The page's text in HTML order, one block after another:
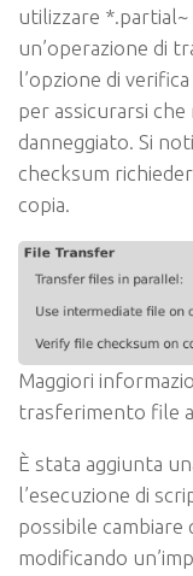
utilizzare
un’operazione di
l’opzione di
per assicurarsi
danneggiato. Si
checksum
copia.
Maggiori
trasferimento file a
È stata aggiunta
l’esecuzione di
possibile
modificando